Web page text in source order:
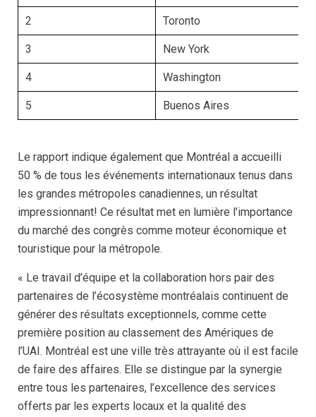
2 Toronto
3 New York
4 Washington
5 Buenos Aires
Le rapport indique également que Montréal a accueilli
50 % de tous les événements internationaux tenus dans
les grandes métropoles canadiennes, un résultat
impressionnant! Ce résultat met en lumière l’importance
du marché des congrès comme moteur économique et
touristique pour la métropole.
« Le travail d’équipe et la collaboration hors pair des
partenaires de l’écosystème montréalais continuent de
générer des résultats exceptionnels, comme cette
première position au classement des Amériques de
l’UAI. Montréal est une ville très attrayante où il est facile
de faire des affaires. Elle se distingue par la synergie
entre tous les partenaires, l’excellence des services
offerts par les experts locaux et la qualité des